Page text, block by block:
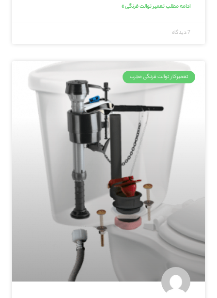
ادامه مطلب تعمیر توالت فرنگی »
7 دیدگاه
تعمیرکار توالت فرنگی مجرب